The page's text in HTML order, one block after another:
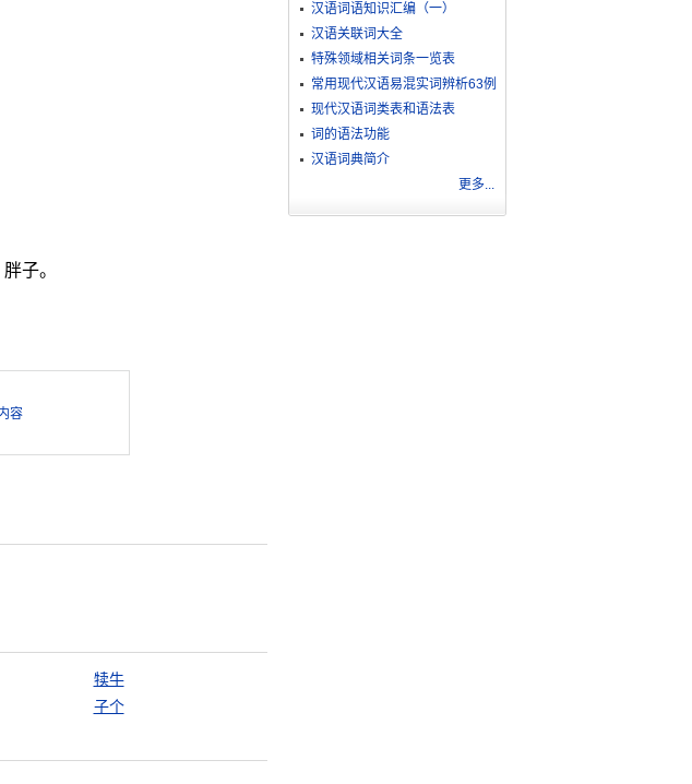
子。
容
犊牛
子个
汉语词语知识汇编（一）
汉语关联词大全
特殊领域相关词条一览表
常用现代汉语易混实词辨析63例
现代汉语词类表和语法表
词的语法功能
汉语词典简介
更多...